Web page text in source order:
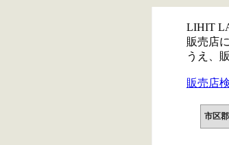
LIHIT
販売店
うえ、
販売店
市区郡